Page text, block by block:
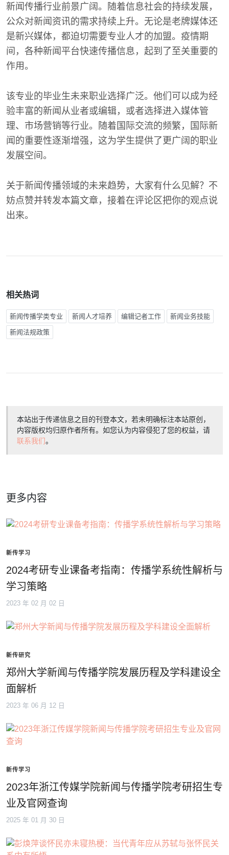
新闻传播行业前景广阔。随着信息社会的持续发展，
公众对新闻资讯的需求持续上升。无论是老牌媒体还
是新兴媒体，都迫切需要专业人才的加盟。疫情期
间，各种新闻平台快速传播信息，起到了至关重要的
作用。
该专业的毕业生未来职业选择广泛。他们可以成为经
验丰富的新闻从业者或编辑，或者选择进入媒体管
理、市场营销等行业。随着国际交流的频繁，国际新
闻的重要性逐渐增强，这为学生提供了更广阔的职业
发展空间。
关于新闻传播领域的未来趋势，大家有什么见解？不
妨点赞并转发本篇文章，接着在评论区把你的观点说
出来。
相关热词
新闻传播学类专业 新闻人才培养 编辑记者工作 新闻业务技能
新闻法规政策
本站出于传递信息之目的刊登本文，若未明确标注本站原创，
内容版权均归原作者所有。如您认为内容侵犯了您的权益，请
联系我们。
更多内容
新传学习
2024考研专业课备考指南：传播学系统性解析与
学习策略
2023 年 02 月 02 日
新传研究
郑州大学新闻与传播学院发展历程及学科建设全
面解析
2023 年 06 月 12 日
新传学习
2023年浙江传媒学院新闻与传播学院考研招生专
业及官网查询
2025 年 01 月 30 日